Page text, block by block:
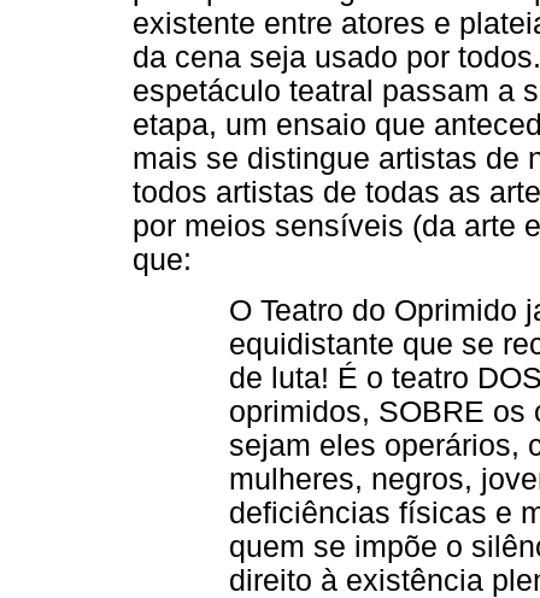
existente entre atores e
da cena seja usado por
espetáculo teatral passam a
etapa, um ensaio que
mais se distingue artistas de
todos artistas de todas as
por meios sensíveis (da arte
que:
O Teatro do Oprimido
equidistante que se
de luta! É o teatro
oprimidos, SOBRE os
sejam eles operários,
mulheres, negros,
deficiências físicas e
quem se impõe o
direito à existência